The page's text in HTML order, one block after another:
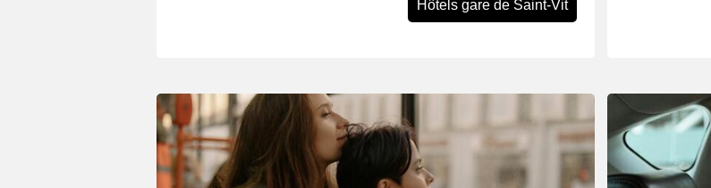
Hôtels gare de Saint-Vit